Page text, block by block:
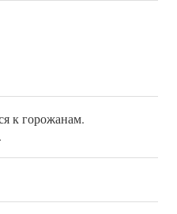
к горожанам.